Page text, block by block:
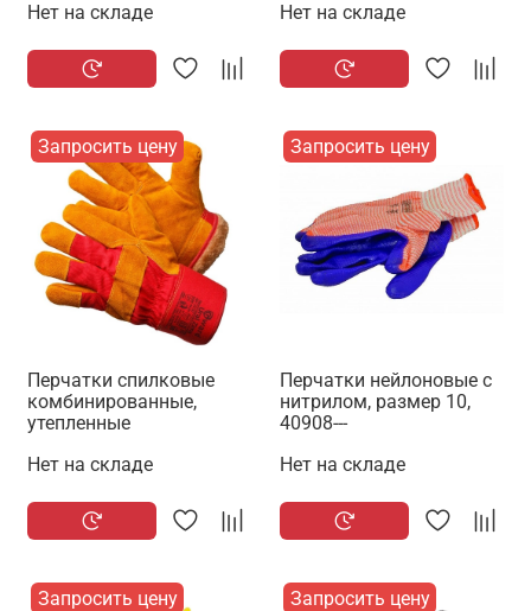
Нет на складе
Нет на складе
Запросить цену
Перчатки спилковые
комбинированные,
утепленные
Нет на складе
Запросить цену
Перчатки нейлоновые с
нитрилом, размер 10,
40908---
Нет на складе
Запросить цену Запросить цену